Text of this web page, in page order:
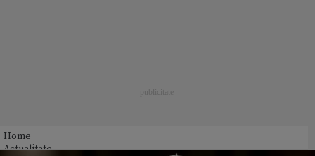
Home
Actualitate